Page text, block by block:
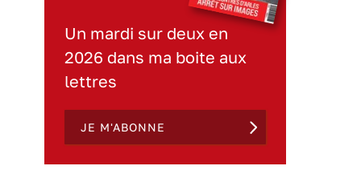
Un mardi sur deux en
2026 dans ma boite aux
lettres
JE M'ABONNE